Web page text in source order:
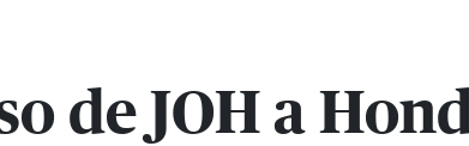
de JOH a